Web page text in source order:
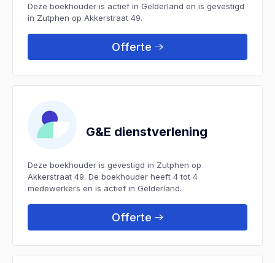
Deze boekhouder is actief in Gelderland en is gevestigd
in Zutphen op Akkerstraat 49.
Offerte
G&E dienstverlening
Deze boekhouder is gevestigd in Zutphen op
Akkerstraat 49. De boekhouder heeft 4 tot 4
medewerkers en is actief in Gelderland.
Offerte